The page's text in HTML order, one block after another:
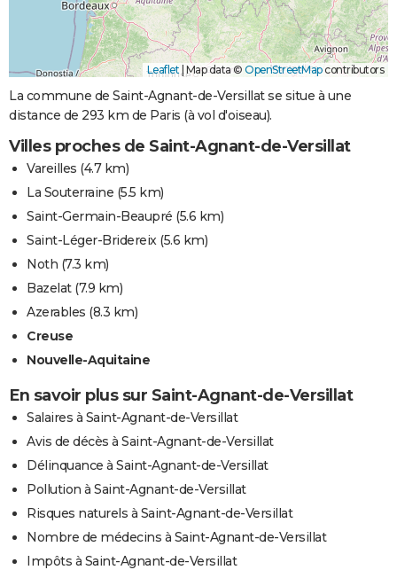
Leaflet Map data © OpenStreetMapcontributors
La commune de Saint-Agnant-de-Versillat se situe à une
distance de 293 km de Paris (à vol d'oiseau).
Villes proches de Saint-Agnant-de-Versillat
Vareilles (4.7 km)
La Souterraine (5.5 km)
Saint-Germain-Beaupré (5.6 km)
Saint-Léger-Bridereix(5.6 km)
Noth (7.3 km)
Bazelat(7.9 km)
Azerables (8.3 km)
Creuse
Nouvelle-Aquitaine
En savoir plus sur Saint-Agnant-de-Versillat
Salaires à Saint-Agnant-de-Versillat
Avis de décès à Saint-Agnant-de-Versillat
Délinquance à Saint-Agnant-de-Versillat
Pollution à Saint-Agnant-de-Versillat
Risques naturels à Saint-Agnant-de-Versillat
Nombre de médecins à Saint-Agnant-de-Versillat
Impôts à Saint-Agnant-de-Versillat